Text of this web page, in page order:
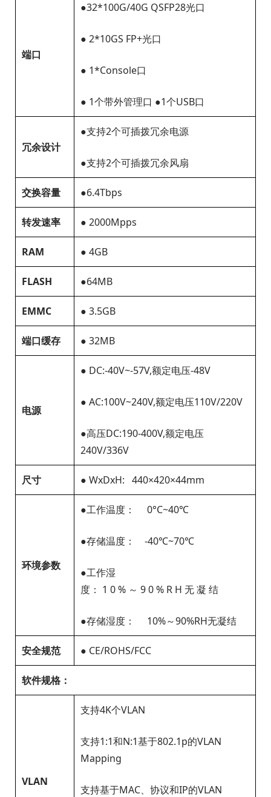
端口
●32*100G/40G QSFP28光口
● 2*10GS FP+光口
● 1*Console口
● 1个带外管理口 ●1个USB口
冗余设计
●支持2个可插拨冗余电源
●支持2个可插拨冗余风扇
交换容量 ●6.4Tbps
转发速率 ● 2000Mpps
RAM ● 4GB
FLASH ●64MB
EMMC ● 3.5GB
端口缓存 ● 32MB
电源
● DC:-40V~-57V,额定电压-48V
● AC:100V~240V,额定电压110V/220V
●高压DC:190-400V,额定电压
240V/336V
尺寸 ● WxDxH: 440×420×44mm
环境参数
●工作温度： 0°C~40℃
●存储温度： -40℃~70℃
●工作湿
度： 1 0 % ～ 9 0 % R H 无 凝 结
●存储湿度： 10%～90%RH无凝结
安全规范 ● CE/ROHS/FCC
软件规格：
VLAN
支持4K个VLAN
支持1:1和N:1基于802.1p的VLAN
Mapping
支持基于MAC、协议和IP的VLAN